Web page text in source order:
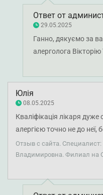
Ответ от
29.05.2025
Ганно, дякуємо за
алерголога
зробити
кожного пацієнта.
Юлія
08.05.2025
Кваліфікація лікаря
алергією точно не до неї,
орієнтується у цьому
розібратись хоч трохи,
раніше. При тому, що
побічних дій препарату,
що це не алергія при
Отзыв с сайта.
Владимировна. Филиал на